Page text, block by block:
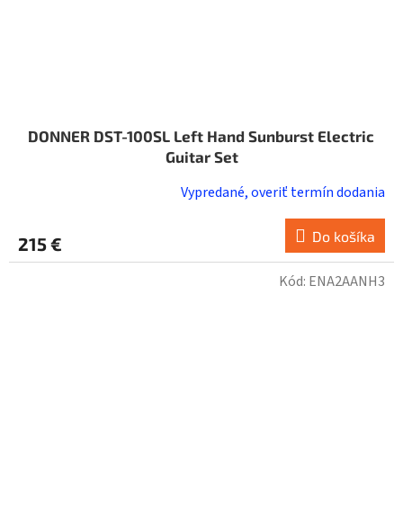
DONNER DST-100SL Left Hand Sunburst Electric
Guitar Set
Vypredané, overiť termín dodania
215 € Do košíka
Kód: ENA2AANH3